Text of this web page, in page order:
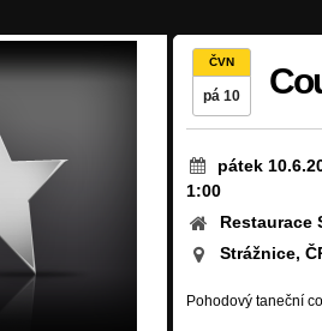
ČVN
pá 10
pátek
1:00
Restaurace
Strážnice,
Pohodový taneční